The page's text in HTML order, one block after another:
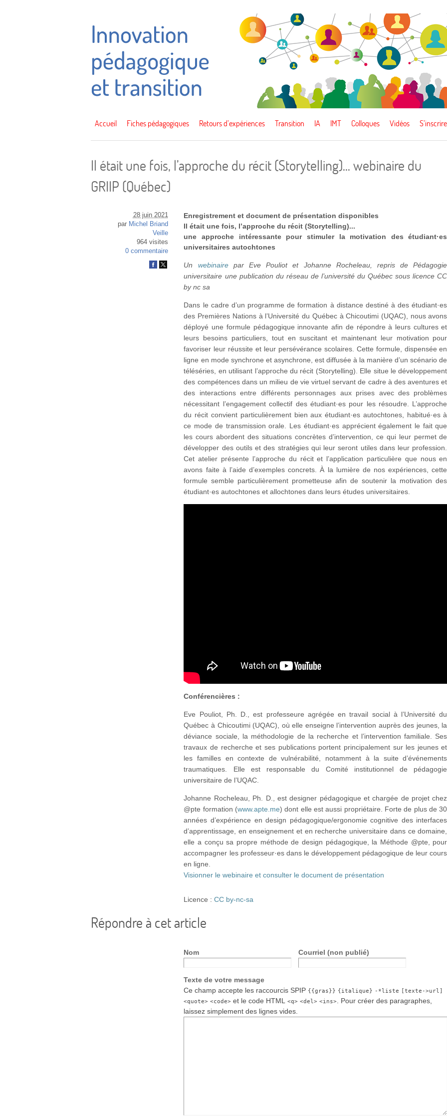
Accueil Fiches pédagogiques Retours d’expériences Transition IA IMT Colloques Vidéos S’inscrire
Il était une fois, l’approche du récit (Storytelling)... webinaire du
GRIIP (Québec)
28 juin 2021
par Michel Briand
Veille
964 visites
0 commentaire
Enregistrement et document de présentation disponibles
Il était une fois, l’approche du récit (Storytelling)...
une approche intéressante pour stimuler la motivation des étudiant·es
universitaires autochtones
Un webinairepar Eve Pouliot et Johanne Rocheleau, repris de Pédagogie
universitaire une publication du réseau de l’université du Québec sous licence CC
by nc sa
Dans le cadre d’un programme de formation à distance destiné à des étudiant·es
des Premières Nations à l’Université du Québec à Chicoutimi (UQAC), nous avons
déployé une formule pédagogique innovante afin de répondre à leurs cultures et
leurs besoins particuliers, tout en suscitant et maintenant leur motivation pour
favoriser leur réussite et leur persévérance scolaires. Cette formule, dispensée en
ligne en mode synchrone et asynchrone, est diffusée à la manière d’un scénario de
téléséries, en utilisant l’approche du récit (Storytelling). Elle situe le développement
des compétences dans un milieu de vie virtuel servant de cadre à des aventures et
des interactions entre différents personnages aux prises avec des problèmes
nécessitant l’engagement collectif des étudiant·es pour les résoudre. L’approche
du récit convient particulièrement bien aux étudiant·es autochtones, habitué·es à
ce mode de transmission orale. Les étudiant·es apprécient également le fait que
les cours abordent des situations concrètes d’intervention, ce qui leur permet de
développer des outils et des stratégies qui leur seront utiles dans leur profession.
Cet atelier présente l’approche du récit et l’application particulière que nous en
avons faite à l’aide d’exemples concrets. À la lumière de nos expériences, cette
formule semble particulièrement prometteuse afin de soutenir la motivation des
étudiant·es autochtones et allochtones dans leurs études universitaires.
Conférencières :
Eve Pouliot, Ph. D., est professeure agrégée en travail social à l’Université du
Québec à Chicoutimi (UQAC), où elle enseigne l’intervention auprès des jeunes, la
déviance sociale, la méthodologie de la recherche et l’intervention familiale. Ses
travaux de recherche et ses publications portent principalement sur les jeunes et
les familles en contexte de vulnérabilité, notamment à la suite d’événements
traumatiques. Elle est responsable du Comité institutionnel de pédagogie
universitaire de l’UQAC.
Johanne Rocheleau, Ph. D., est designer pédagogique et chargée de projet chez
@pte formation (www.apte.me) dont elle est aussi propriétaire. Forte de plus de 30
années d’expérience en design pédagogique/ergonomie cognitive des interfaces
d’apprentissage, en enseignement et en recherche universitaire dans ce domaine,
elle a conçu sa propre méthode de design pédagogique, la Méthode @pte, pour
accompagner les professeur·es dans le développement pédagogique de leur cours
en ligne.
Visionner le webinaire et consulter le document de présentation
Licence :CC by-nc-sa
Répondre à cet article
Nom Courriel (non publié)
Texte de votre message
Ce champ accepte les raccourcis SPIP {{gras}} {italique} -*liste [texte->url]
<quote> <code> et le code HTML<q> <del> <ins>
. Pour créer des paragraphes,
laissez simplement des lignes vides.